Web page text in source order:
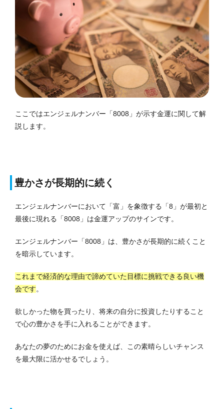
ここではエンジェルナンバー「8008」が示す金運に関して解
説します。
豊かさが長期的に続く
エンジェルナンバーにおいて「富」を象徴する「8」が最初と
最後に現れる「8008」は金運アップのサインです。
エンジェルナンバー「8008」は、豊かさが長期的に続くこと
を暗示しています。
これまで経済的な理由で諦めていた目標に挑戦できる良い機
会です。
欲しかった物を買ったり、将来の自分に投資したりすること
で心の豊かさを手に入れることができます。
あなたの夢のためにお金を使えば、この素晴らしいチャンス
を最大限に活かせるでしょう。